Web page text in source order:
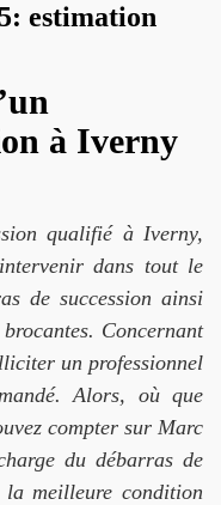
estimation
à Iverny
qualifié à Iverny,
dans tout le
de succession ainsi
brocantes. Concernant
un professionnel
Alors, où que
compter sur Marc
du débarras de
la meilleure condition